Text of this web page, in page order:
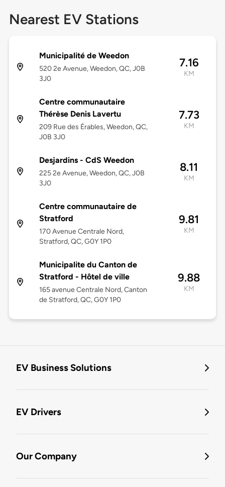
Nearest EV Stations
Municipalité de Weedon
520 2e Avenue, Weedon, QC, J0B
3J0
7.16
KM
Centre communautaire
Thérèse Denis Lavertu
209 Rue des Érables, Weedon, QC,
J0B 3J0
7.73
KM
Desjardins - CdS Weedon
225 2e Avenue, Weedon, QC, J0B
3J0
8.11
KM
Centre communautaire de
Stratford
170 Avenue Centrale Nord,
Stratford, QC, G0Y 1P0
9.81
KM
Municipalite du Canton de
Stratford - Hôtel de ville
165 avenue Centrale Nord, Canton
de Stratford, QC, G0Y 1P0
9.88
KM
EV Business Solutions
EV Drivers
Our Company